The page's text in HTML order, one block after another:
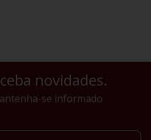
novidades.
se informado